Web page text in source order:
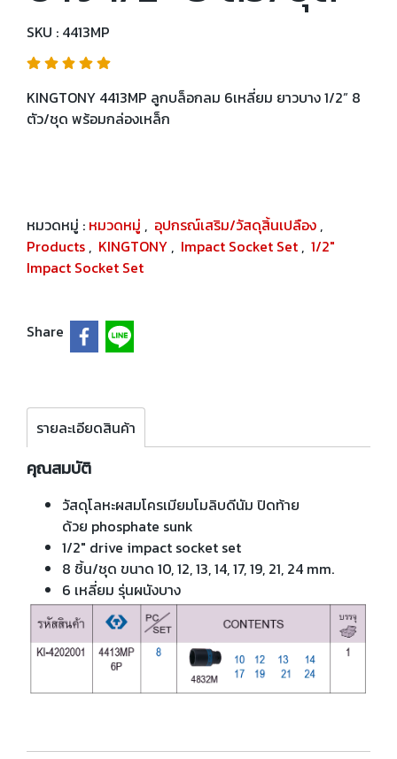
SKU : 4413MP
KINGTONY 4413MP ลูกบล็อกลม 6เหลี่ยม ยาวบาง 1/2” 8
ตัว/ชุด พร้อมกล่องเหล็ก
หมวดหมู่ : หมวดหมู่ , อุปกรณ์เสริม/วัสดุสิ้นเปลือง ,
Products , KINGTONY , Impact Socket Set , 1/2"
Impact Socket Set
Share
รายละเอียดสินค้า
คุณสมบัติ
วัสดุโลหะผสมโครเมียมโมลิบดีนัม ปิดท้าย
ด้วย phosphate sunk
1/2" drive impact socket set
8 ชิ้น/ชุด ขนาด 10, 12, 13, 14, 17, 19, 21, 24 mm.
6 เหลี่ยม รุ่นผนังบาง